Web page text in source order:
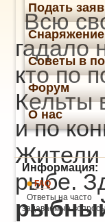
Всю
гадало
кто по
Кельты
и по
Жители
рыбе.
Подать
Снаряжение
Советы в
Форум
О нас
Информация:
FAQ
Ответы на часто
задаваемые